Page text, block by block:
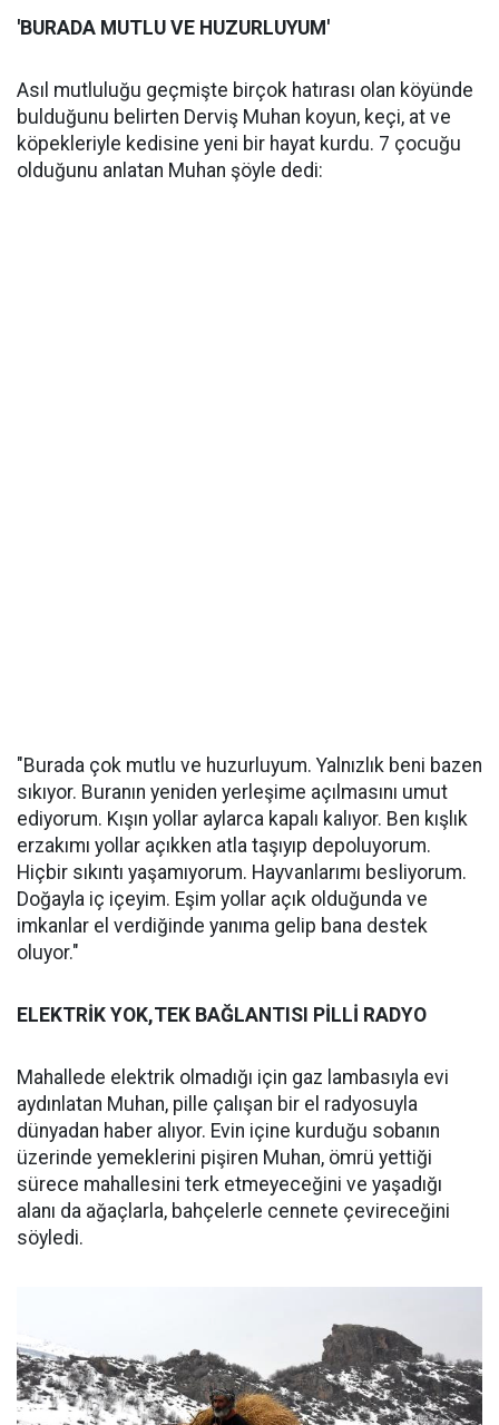
'BURADA MUTLU VE HUZURLUYUM'
Asıl mutluluğu geçmişte birçok hatırası olan köyünde
bulduğunu belirten Derviş Muhan koyun, keçi, at ve
köpekleriyle kedisine yeni bir hayat kurdu. 7 çocuğu
olduğunu anlatan Muhan şöyle dedi:
"Burada çok mutlu ve huzurluyum. Yalnızlık beni bazen
sıkıyor. Buranın yeniden yerleşime açılmasını umut
ediyorum. Kışın yollar aylarca kapalı kalıyor. Ben kışlık
erzakımı yollar açıkken atla taşıyıp depoluyorum.
Hiçbir sıkıntı yaşamıyorum. Hayvanlarımı besliyorum.
Doğayla iç içeyim. Eşim yollar açık olduğunda ve
imkanlar el verdiğinde yanıma gelip bana destek
oluyor."
ELEKTRİK YOK,TEK BAĞLANTISI PİLLİ RADYO
Mahallede elektrik olmadığı için gaz lambasıyla evi
aydınlatan Muhan, pille çalışan bir el radyosuyla
dünyadan haber alıyor. Evin içine kurduğu sobanın
üzerinde yemeklerini pişiren Muhan, ömrü yettiği
sürece mahallesini terk etmeyeceğini ve yaşadığı
alanı da ağaçlarla, bahçelerle cennete çevireceğini
söyledi.